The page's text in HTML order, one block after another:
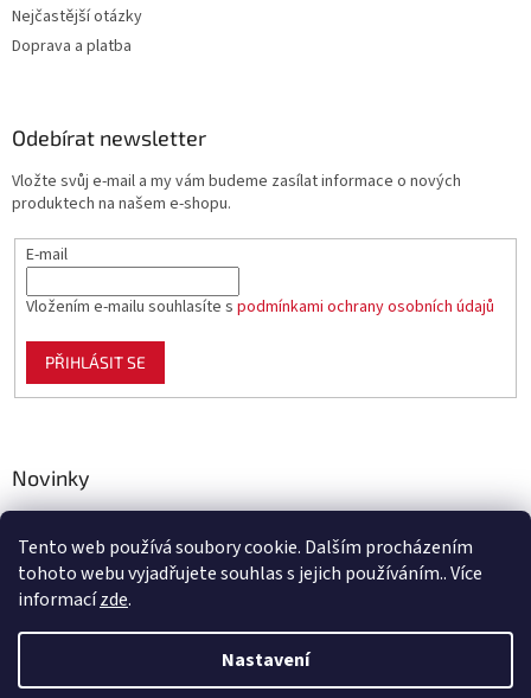
Tento web používá soubory cookie. Dalším procházením
tohoto webu vyjadřujete souhlas s jejich používáním.. Více
informacízde.
Nastavení
Vážení zákazníci, ve čtvrtek 6. 8. 2026 bude naše společnost z důvodu
Nejčastější otázky
Doprava a platba
Odebírat newsletter
Vložte svůj e-mail a my vám budeme zasílat informace o nových
produktech na našem e-shopu.
E-mail
Vložením e-mailu souhlasíte s podmínkami ochrany osobních údajů
PŘIHLÁSIT SE
Novinky
zahradu, chov i domácnost